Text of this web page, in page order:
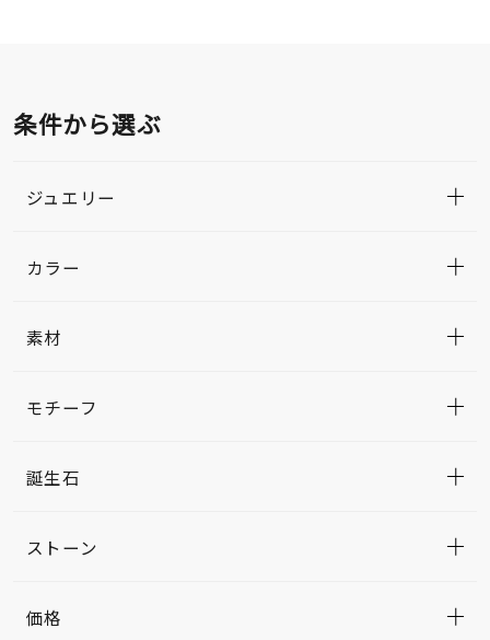
条件から選ぶ
ジュエリー
カラー
素材
モチーフ
誕生石
ストーン
価格